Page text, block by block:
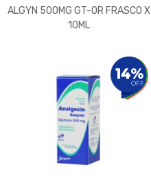
ALGYN 500MG GT-OR FRASCO X
10ML
14%
OFF